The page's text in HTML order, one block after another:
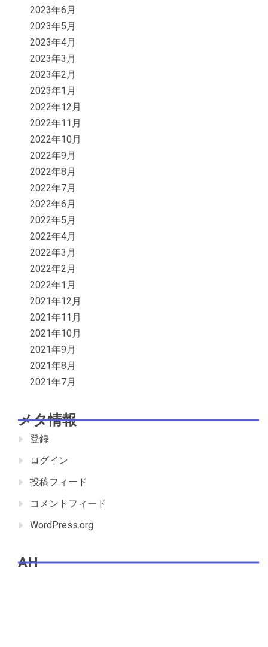
2023年6月
2023年5月
2023年4月
2023年3月
2023年2月
2023年1月
2022年12月
2022年11月
2022年10月
2022年9月
2022年8月
2022年7月
2022年6月
2022年5月
2022年4月
2022年3月
2022年2月
2022年1月
2021年12月
2021年11月
2021年10月
2021年9月
2021年8月
2021年7月
メタ情報
登録
ログイン
投稿フィード
コメントフィード
WordPress.org
AH